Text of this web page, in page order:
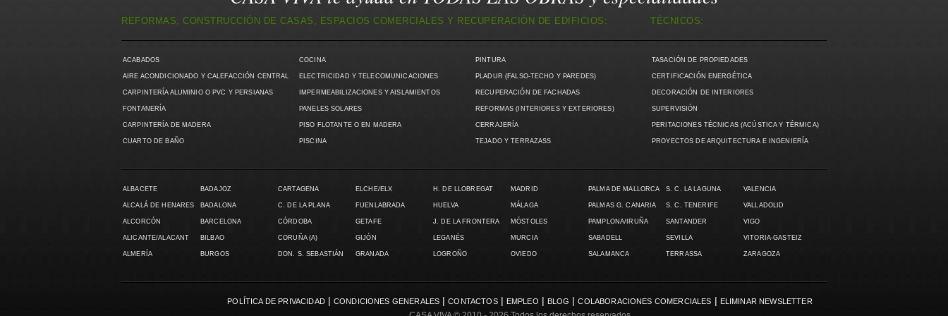
REFORMAS, CONSTRUCCIÓN DE CASAS, ESPACIOS COMERCIALES Y RECUPERACIÓN DE EDIFICIOS: TÉCNICOS:
ACABADOS
AIRE ACONDICIONADO Y CALEFACCIÓN CENTRAL
CARPINTERÍA ALUMINIO O PVC Y PERSIANAS
FONTANERÍA
CARPINTERÍA DE MADERA
CUARTO DE BAÑO
COCINA
ELECTRICIDAD Y TELECOMUNICACIONES
IMPERMEABILIZACIONES Y AISLAMIENTOS
PANELES SOLARES
PISO FLOTANTE O EN MADERA
PISCINA
PINTURA
PLADUR (FALSO-TECHO Y PAREDES)
RECUPERACIÓN DE FACHADAS
REFORMAS (INTERIORES Y EXTERIORES)
CERRAJERÍA
TEJADO Y TERRAZASS
TASACIÓN DE PROPIEDADES
CERTIFICACIÓN ENERGÉTICA
DECORACIÓN DE INTERIORES
SUPERVISIÓN
PERITACIONES TÉCNICAS (ACÚSTICA Y TÉRMICA)
PROYECTOS DE ARQUITECTURA E INGENIERÍA
ALBACETE
ALCALÁ DE HENARES
ALCORCÓN
ALICANTE/ALACANT
ALMERÍA
BADAJOZ
BADALONA
BARCELONA
BILBAO
BURGOS
CARTAGENA
C. DE LA PLANA
CÓRDOBA
CORUÑA (A)
DON. S. SEBASTIÁN
ELCHE/ELX
FUENLABRADA
GETAFE
GIJÓN
GRANADA
H. DE LLOBREGAT
HUELVA
J. DE LA FRONTERA
LEGANÉS
LOGROÑO
MADRID
MÁLAGA
MÓSTOLES
MURCIA
OVIEDO
PALMA DE MALLORCA
PALMAS G. CANARIA
PAMPLONA/IRUÑA
SABADELL
SALAMANCA
S. C. LA LAGUNA
S. C. TENERIFE
SANTANDER
SEVILLA
TERRASSA
VALENCIA
VALLADOLID
VIGO
VITORIA-GASTEIZ
ZARAGOZA
POLÍTICA DE PRIVACIDAD | CONDICIONES GENERALES | CONTACTOS | EMPLEO | BLOG | COLABORACIONES COMERCIALES | ELIMINAR NEWSLETTER